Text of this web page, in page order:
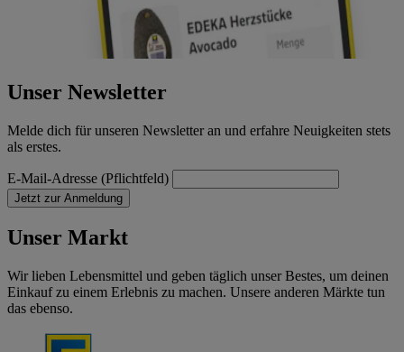
Unser Newsletter
Melde dich für unseren Newsletter an und erfahre Neuigkeiten stets
als erstes.
E-Mail-Adresse (Pflichtfeld)
Jetzt zur Anmeldung
Unser Markt
Wir lieben Lebensmittel und geben täglich unser Bestes, um deinen
Einkauf zu einem Erlebnis zu machen. Unsere anderen Märkte tun
das ebenso.